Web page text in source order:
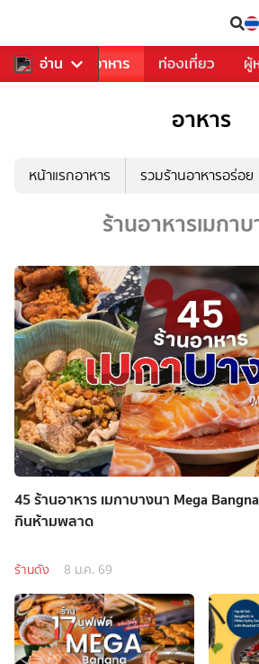
อ่าน
การเพลง อาหาร ท่องเที่ยว ผู้
อาหาร
หน้าแรกอาหาร รวมร้านอาหารอร่อย
ร้านอาหารเมกา
45 ร้านอาหาร เมกาบางนา Mega
กินห้ามพลาด
ร้านดัง 8 ม.ค. 69